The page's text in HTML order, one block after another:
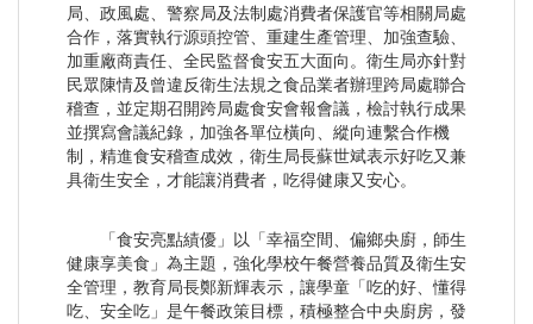
局、政風處、警察局及法制處消費者保護官等相關局處
合作，落實執行源頭控管、重建生產管理、加強查驗、
加重廠商責任、全民監督食安五大面向。衛生局亦針對
民眾陳情及曾違反衛生法規之食品業者辦理跨局處聯合
稽查，並定期召開跨局處食安會報會議，檢討執行成果
並撰寫會議紀錄，加強各單位橫向、縱向連繫合作機
制，精進食安稽查成效，衛生局長蘇世斌表示好吃又兼
具衛生安全，才能讓消費者，吃得健康又安心。
「食安亮點績優」以「幸福空間、偏鄉央廚，師生
健康享美食」為主題，強化學校午餐營養品質及衛生安
全管理，教育局長鄭新輝表示，讓學童「吃的好、懂得
吃、安全吃」是午餐政策目標，積極整合中央廚房，發